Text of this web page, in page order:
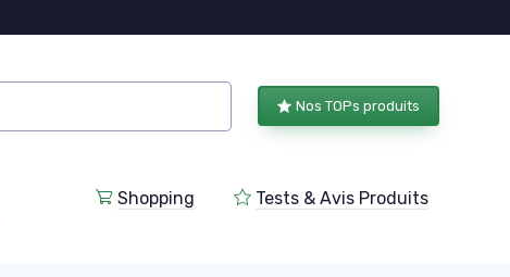
Nos TOPs produits
Shopping Tests & Avis Produits